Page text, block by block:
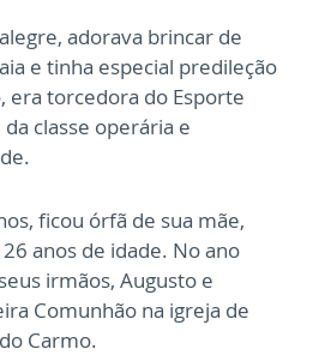
adorava brincar de
e tinha especial predileção
era torcedora do Esporte
classe operária e
ficou órfã de sua mãe,
anos de idade. No ano
irmãos, Augusto e
Comunhão na igreja de
Carmo.